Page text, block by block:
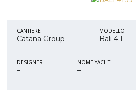
CANTIERE
Catana Group
MODELLO
Bali 4.1
DESIGNER
–
NOME YACHT
–